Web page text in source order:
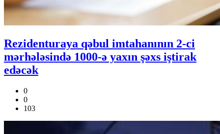
Rezidenturaya qəbul imtahanının 2-ci
mərhələsində 1000-ə yaxın şəxs iştirak
edəcək
0
0
103